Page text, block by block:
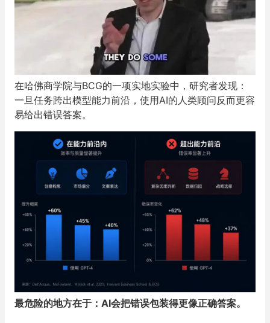
在哈佛商学院与BCG的一项实地实验中，研究者发现：
一旦任务跨出模型能力前沿，使用AI的人类顾问反而更容
易给出错误答案。
最危险的地方在于： AI会把错误包装得更像正确答案。